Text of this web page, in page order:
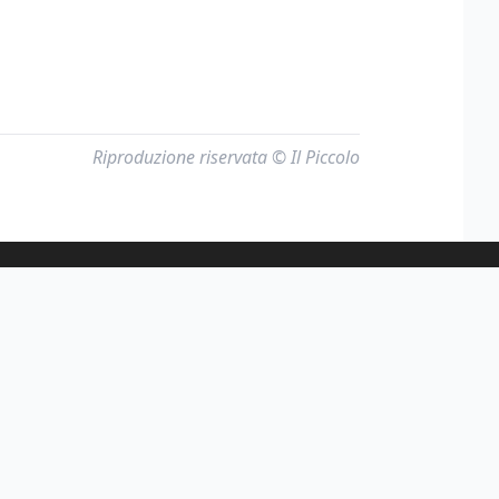
Riproduzione riservata © Il Piccolo